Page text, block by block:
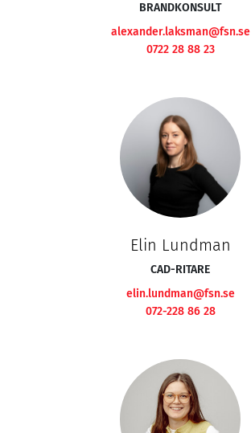
BRANDKONSULT
alexander.laksman@fsn.se
0722 28 88 23
Elin Lundman
CAD-RITARE
elin.lundman@fsn.se
072-228 86 28